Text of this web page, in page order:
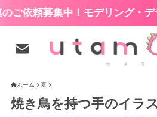
デリング・デザイン・HP制作な
ホーム 夏
焼き鳥を持つ手のイラ